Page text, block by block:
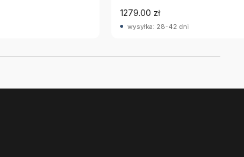
1279.00 zł
wysyłka: 28-42 dni